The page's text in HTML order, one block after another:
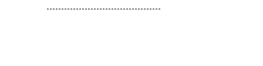
---------------------------------------